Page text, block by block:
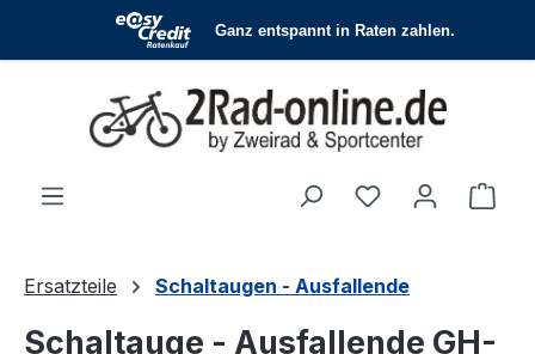
Zum Hauptinhalt springen
Du hast 0
Ersatzteile Schaltaugen - Ausfallende
Schaltauge - Ausfallende GH-